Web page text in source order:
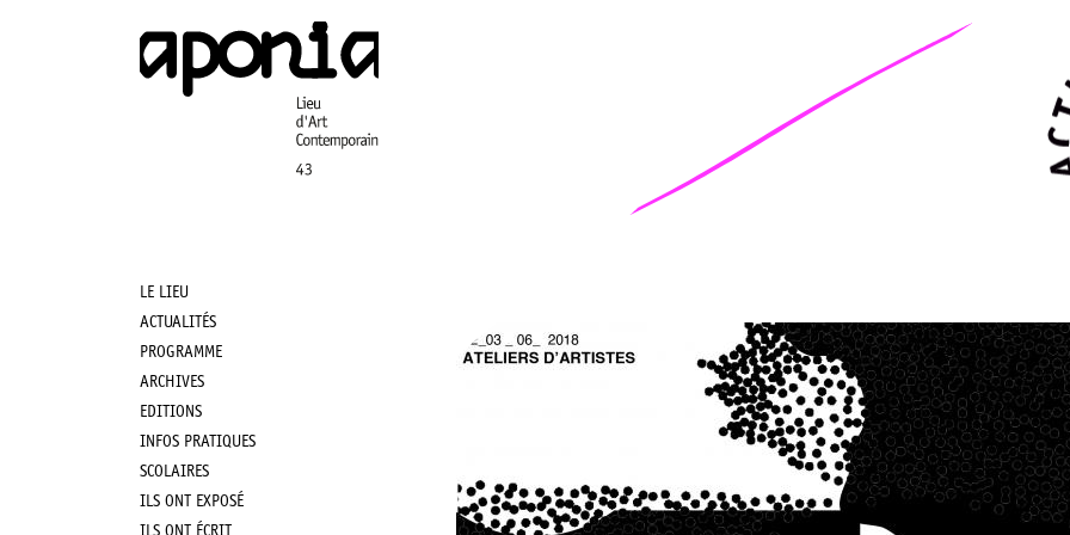
Main
navigation
LE LIEU
ACTUALITÉS
PROGRAMME
ARCHIVES
EDITIONS
INFOS PRATIQUES
SCOLAIRES
ILS ONT EXPOSÉ